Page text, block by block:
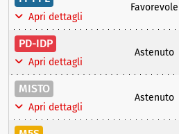
Apri dettagli
Favorevole
PD-IDP
Apri dettagli
Astenuto
MISTO
Apri dettagli
Astenuto